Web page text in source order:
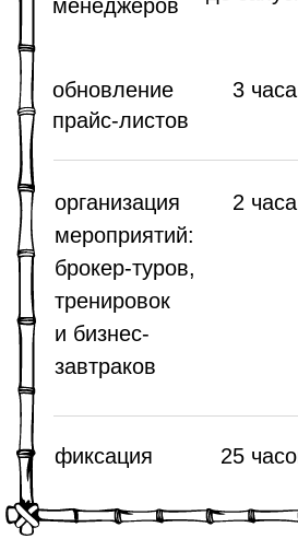
Обычно конструкторы чат-ботов
применяются для относительно
простых сценариев.
Однако в проекте STONE удалось
показать, что даже
на конструкторе можно
реализовать полноценный
интерфейс, учесть все бюджетные
ограничения и сохранить гибкость
системы